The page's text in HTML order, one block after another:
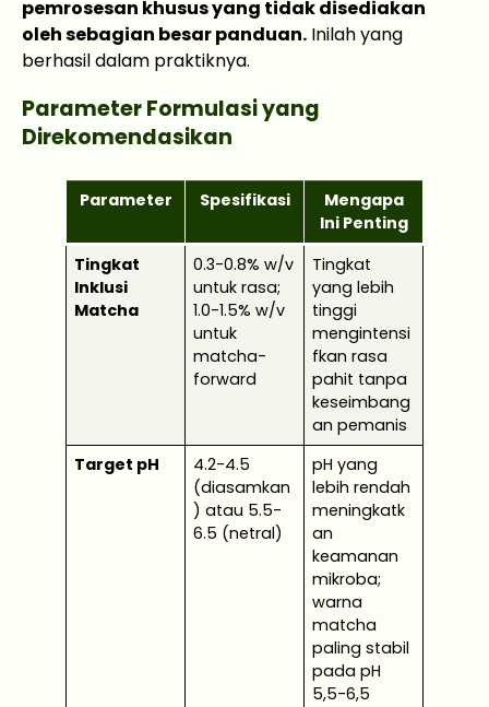
pemrosesan khusus yang tidak disediakan
oleh sebagian besar panduan. Inilah yang
berhasil dalam praktiknya.
Parameter Formulasi yang
Direkomendasikan
Parameter Spesifikasi
Mengapa
Ini Penting
Tingkat
Inklusi
Matcha
0.3-0.8% w/v
untuk rasa;
1.0-1.5% w/v
untuk
matcha-
forward
Tingkat
yang lebih
tinggi
mengintensi
fkan rasa
pahit tanpa
keseimbang
an pemanis
Target pH
4.2-4.5
(diasamkan
) atau 5.5-
6.5 (netral)
pH yang
lebih rendah
meningkatk
an
keamanan
mikroba;
warna
matcha
paling stabil
pada pH
5,5-6,5